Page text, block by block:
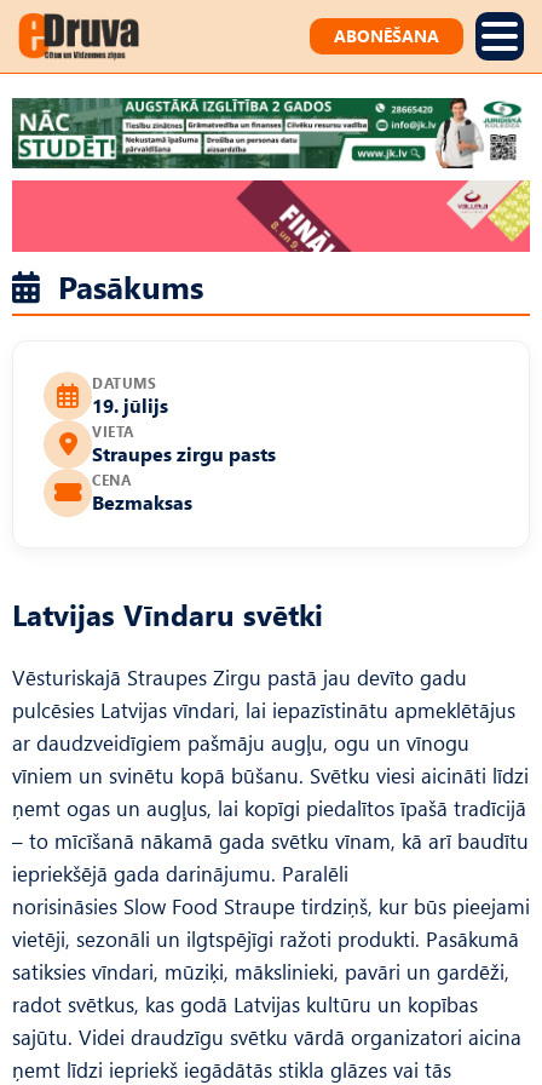
ABONĒŠANA
Pasākums
DATUMS
19. jūlijs
VIETA
Straupes zirgu pasts
CENA
Bezmaksas
Latvijas Vīndaru svētki
Vēsturiskajā Straupes Zirgu pastā jau devīto gadu
pulcēsies Latvijas vīndari, lai iepazīstinātu apmeklētājus
ar daudzveidīgiem pašmāju augļu, ogu un vīnogu
vīniem un svinētu kopā būšanu. Svētku viesi aicināti līdzi
ņemt ogas un augļus, lai kopīgi piedalītos īpašā tradīcijā
– to mīcīšanā nākamā gada svētku vīnam, kā arī baudītu
iepriekšējā gada darinājumu. Paralēli
norisināsies Slow Food Straupe tirdziņš, kur būs pieejami
vietēji, sezonāli un ilgtspējīgi ražoti produkti. Pasākumā
satiksies vīndari, mūziķi, mākslinieki, pavāri un gardēži,
radot svētkus, kas godā Latvijas kultūru un kopības
sajūtu. Videi draudzīgu svētku vārdā organizatori aicina
ņemt līdzi iepriekš iegādātās stikla glāzes vai tās